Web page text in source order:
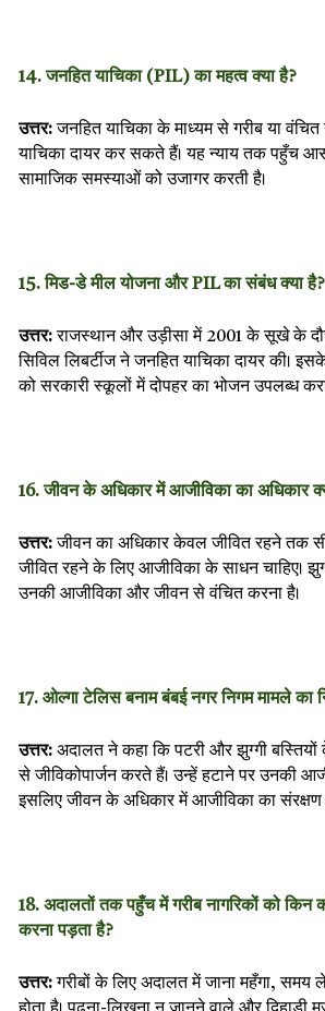
14. जनहित याचिका (PIL) का महत्व क्या है?
उत्तर:जनहित याचिका के माध्यम से गरीब या
याचिका दायर कर सकते हैं। यह न्याय तक पहुँच
सामाजिक समस्याओं को उजागर करती है।
15. मिड-डे मील योजना और PIL का संबंध क्या है?
उत्तर:राजस्थान और उड़ीसा में 2001 के सूखे के
सिविल लिबर्टीज ने जनहित याचिका दायर की।
को सरकारी स्कूलों में दोपहर का भोजन उपलब्ध
16. जीवन के अधिकार में आजीविका का अधिकार
उत्तर:जीवन का अधिकार केवल जीवित रहने तक
जीवित रहने के लिए आजीविका के साधन चाहिए।
उनकी आजीविका और जीवन से वंचित करना है।
17. ओल्गा टेलिस बनाम बंबई नगर निगम मामले का
उत्तर: अदालत ने कहा कि पटरी और झुग्गी
से जीविकोपार्जन करते हैं। उन्हें हटाने पर उनकी
इसलिए जीवन के अधिकार में आजीविका का
18. अदालतों तक पहुँच में गरीब नागरिकों को किन
करना पड़ता है?
उत्तर:गरीबों के लिए अदालत में जाना महँगा, समय